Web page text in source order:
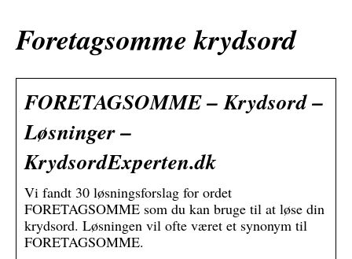
Foretagsomme krydsord
FORETAGSOMME – Krydsord –
Løsninger –
KrydsordExperten.dk
Vi fandt 30 løsningsforslag for ordet
FORETAGSOMME som du kan bruge til at løse din
krydsord. Løsningen vil ofte været et synonym til
FORETAGSOMME.